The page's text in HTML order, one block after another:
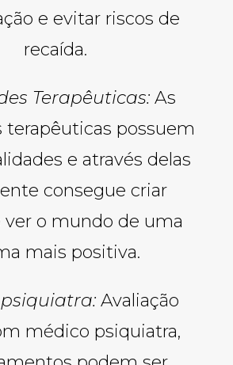
e evitar riscos de
recaída.
Terapêuticas: As
terapêuticas possuem
e através delas
consegue criar
ver o mundo de uma
mais positiva.
Avaliação
médico psiquiatra,